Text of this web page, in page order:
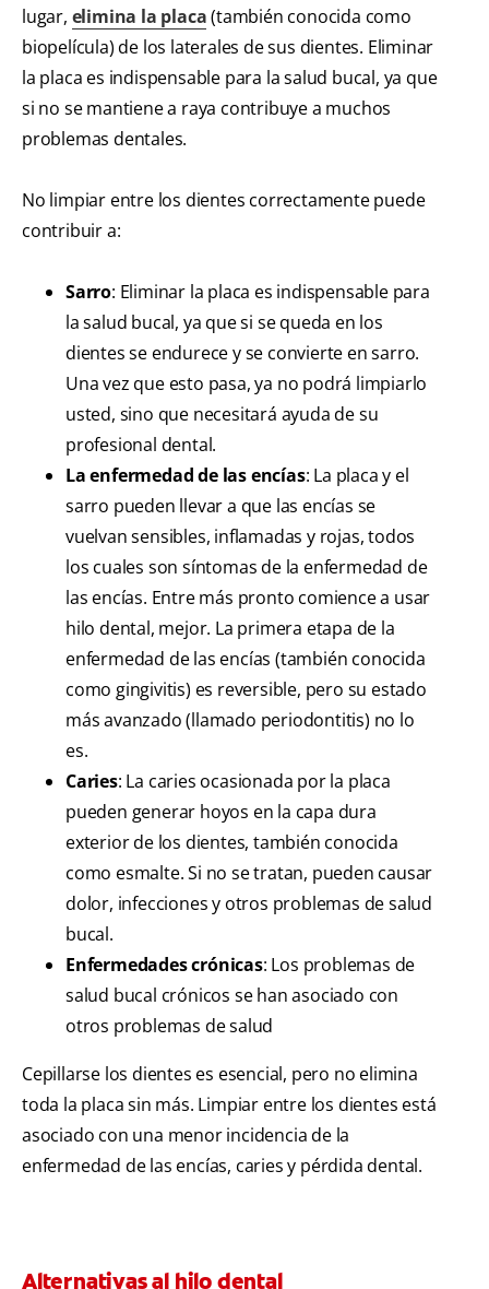
lugar, elimina la placa(también conocida como
biopelícula) de los laterales de sus dientes. Eliminar
la placa es indispensable para la salud bucal, ya que
si no se mantiene a raya contribuye a muchos
problemas dentales.
No limpiar entre los dientes correctamente puede
contribuir a:
Sarro: Eliminar la placa es indispensable para
la salud bucal, ya que si se queda en los
dientes se endurece y se convierte en sarro.
Una vez que esto pasa, ya no podrá limpiarlo
usted, sino que necesitará ayuda de su
profesional dental.
La enfermedad de las encías: La placa y el
sarro pueden llevar a que las encías se
vuelvan sensibles, inflamadas y rojas, todos
los cuales son síntomas de la enfermedad de
las encías. Entre más pronto comience a usar
hilo dental, mejor. La primera etapa de la
enfermedad de las encías (también conocida
como gingivitis) es reversible, pero su estado
más avanzado (llamado periodontitis) no lo
es.
Caries: La caries ocasionada por la placa
pueden generar hoyos en la capa dura
exterior de los dientes, también conocida
como esmalte. Si no se tratan, pueden causar
dolor, infecciones y otros problemas de salud
bucal.
Enfermedades crónicas: Los problemas de
salud bucal crónicos se han asociado con
otros problemas de salud
Cepillarse los dientes es esencial, pero no elimina
toda la placa sin más. Limpiar entre los dientes está
asociado con una menor incidencia de la
enfermedad de las encías, caries y pérdida dental.
Alternativas al hilo dental